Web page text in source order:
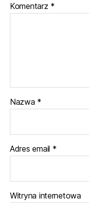
Komentarz *
Nazwa *
Adres email *
Witryna internetowa